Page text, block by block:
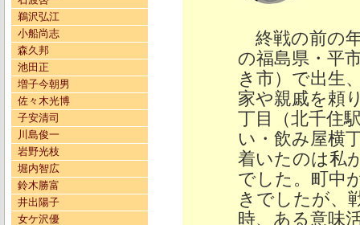
鵜沢弘江
小船尚志
森久邦
池田正
増子今朝男
佐々木光博
子安清司
川島俊一
岩野光枝
堀内智広
鈴木勝富
井出陽子
女ケ沢優
終戦の前の
の福島県・平
き市）で出生
家や親戚を頼
丁目（北千住
い・飲み屋横
着いたのは私
でした。町中
きでしたが、
時、ある意味